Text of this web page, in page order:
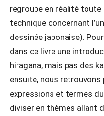
regroupe en réalité
technique concernant
dessinée japonaise).
dans ce livre une
hiragana, mais pas des
ensuite, nous retrouvons
expressions et termes
diviser en thèmes allant